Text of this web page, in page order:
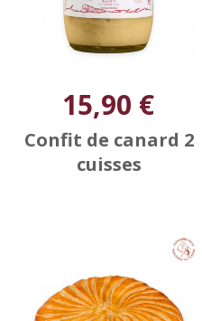
15,90 €
Confit de canard 2
cuisses